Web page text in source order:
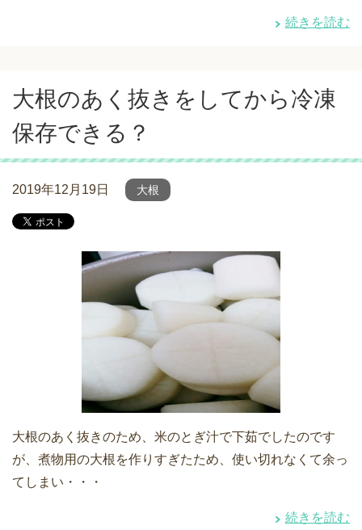
続きを読む
大根のあく抜きをしてから冷凍
保存できる？
2019年12月19日 大根
大根のあく抜きのため、米のとぎ汁で下茹でしたのです
が、煮物用の大根を作りすぎたため、使い切れなくて余っ
てしまい・・・
続きを読む